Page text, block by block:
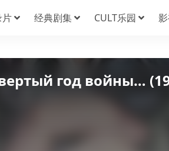
片 经典剧集 CULT乐园
год войны…